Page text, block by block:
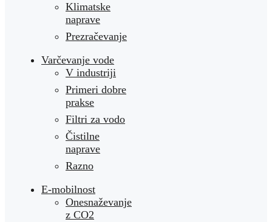
Klimatske
naprave
Prezračevanje
Varčevanje vode
V industriji
Primeri dobre
prakse
Filtri za vodo
Čistilne
naprave
Razno
E-mobilnost
Onesnaževanje
z CO2